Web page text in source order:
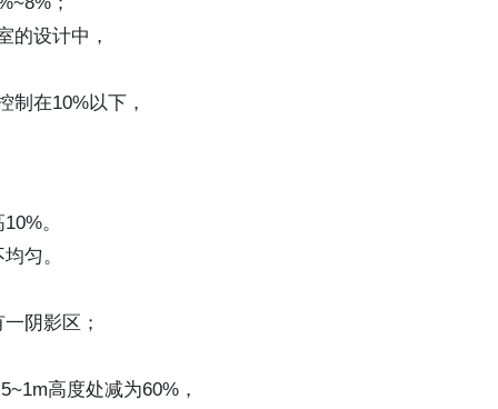
的设计中，
制在10%以下，
。
匀。
阴影区；
高度处减为60%，